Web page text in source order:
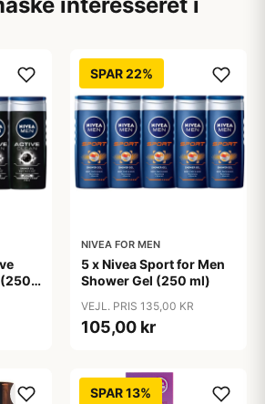
SPAR 22%
NIVEA FOR MEN
5 x Nivea Sport for Men
Shower Gel (250 ml)
VEJL. PRIS 135,00 KR
105,00 kr
SPAR 13%